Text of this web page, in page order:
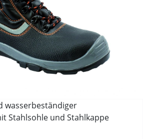
wasserbeständiger
Stahlsohle und Stahlkappe